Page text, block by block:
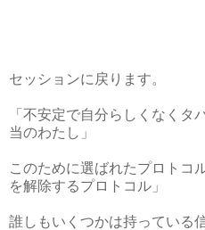
セッションに戻ります。
「不安定で自分らしくなく
当のわたし」
このために選ばれたプロトコ
を解除するプロトコル」
誰しもいくつかは持っている